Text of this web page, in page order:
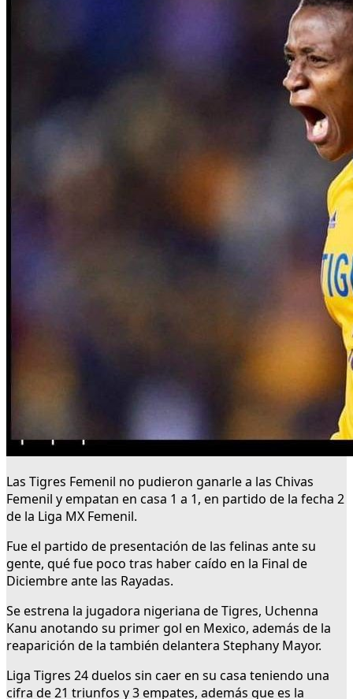
Las Tigres Femenil no pudieron ganarle a las Chivas
Femenil y empatan en casa 1 a 1, en partido de la fecha 2
de la Liga MX Femenil.
Fue el partido de presentación de las felinas ante su
gente, qué fue poco tras haber caído en la Final de
Diciembre ante las Rayadas.
Se estrena la jugadora nigeriana de Tigres, Uchenna
Kanu anotando su primer gol en Mexico, además de la
reaparición de la también delantera Stephany Mayor.
Liga Tigres 24 duelos sin caer en su casa teniendo una
cifra de 21 triunfos y 3 empates, además que es la